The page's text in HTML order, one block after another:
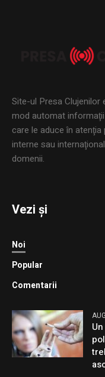
Site-ul Presa Clujenilor
mod automat
care le aduce în
interne sau
domenii.
Vezi și
Noi
Popular
Comentarii